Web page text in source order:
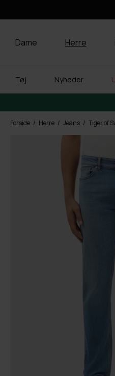
Dame Herre
Tøj Nyheder
Forside Herre Jeans Tiger of